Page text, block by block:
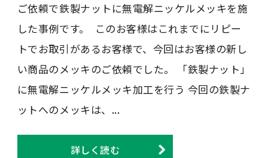
ご依頼で鉄製ナットに無電解ニッケルメッキを施
した事例です。 このお客様はこれまでにリピー
トでお取引があるお客様で、今回はお客様の新し
い商品のメッキのご依頼でした。 「鉄製ナット」
に無電解ニッケルメッキ加工を行う 今回の鉄製ナ
ットへのメッキは、...
詳しく読む